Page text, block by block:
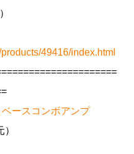
49416/index.html
ースコンボアンプ